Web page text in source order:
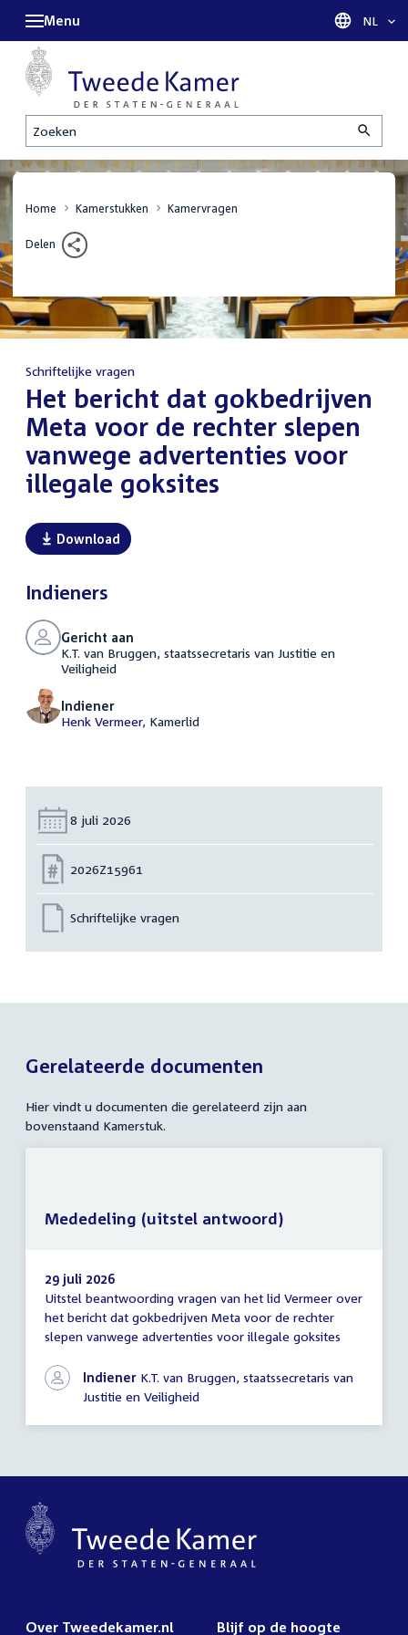
Zoeken
Menu Taal
NL
Home Kamerstukken Kamervragen
Delen
Schriftelijke vragen
:Het bericht dat gokbedrijven
Meta voor de rechter slepen
vanwege advertenties voor
illegale goksites
Download
Indieners
Gericht aan
K.T. van Bruggen, staatssecretaris van Justitie en
Veiligheid
Indiener
Henk Vermeer, Kamerlid
Datum:
8 juli 2026
Nummer:
2026Z15961
Schriftelijke vragen
Gerelateerde documenten
Hier vindt u documenten die gerelateerd zijn aan
bovenstaand Kamerstuk.
Mededeling
(uitstel
antwoord)
29 juli 2026
Uitstel beantwoording vragen van het lid Vermeer over
het bericht dat gokbedrijven Meta voor de rechter
slepen vanwege advertenties voor illegale goksites
Indiener K.T. van Bruggen, staatssecretaris van
Justitie en Veiligheid
Mededeling (uitstel antwoord)
Over Tweedekamer.nl Blijf op de hoogte